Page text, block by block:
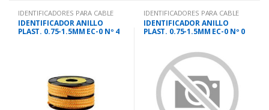
IDENTIFICADORES PARA CABLE
IDENTIFICADOR ANILLO
PLAST. 0.75-1.5MM EC-0 Nº 4
IDENTIFICADORES PARA CABLE
IDENTIFICADOR ANILLO
PLAST. 0.75-1.5MM EC-0 Nº 0